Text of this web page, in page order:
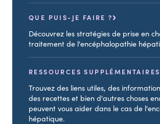
QUE PUIS-JE FAIRE ?
Découvrez les stratégies de prise en
traitement de l'encéphalopathie
RESSOURCES SUPPLÉMENTAIRES
Trouvez des liens utiles, des
des recettes et bien d'autres choses
peuvent vous aider dans le cas de
hépatique.